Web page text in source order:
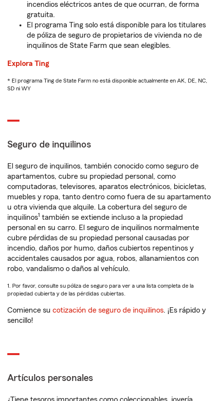
incendios eléctricos antes de que ocurran, de forma
gratuita.
El programa Ting solo está disponible para los titulares
de póliza de seguro de propietarios de vivienda no de
inquilinos de State Farm que sean elegibles.
Explora Ting
* El programa Ting de State Farm no está disponible actualmente en AK, DE, NC,
SD ni WY
Seguro de inquilinos
El seguro de inquilinos, también conocido como seguro de
apartamentos, cubre su propiedad personal, como
computadoras, televisores, aparatos electrónicos, bicicletas,
muebles y ropa, tanto dentro como fuera de su apartamento
u otra vivienda que alquile. La cobertura del seguro de
inquilinos1 también se extiende incluso a la propiedad
personal en su carro. El seguro de inquilinos normalmente
cubre pérdidas de su propiedad personal causadas por
incendio, daños por humo, daños cubiertos repentinos y
accidentales causados por agua, robos, allanamientos con
robo, vandalismo o daños al vehículo.
1. Por favor, consulte su póliza de seguro para ver a una lista completa de la
propiedad cubierta y de las pérdidas cubiertas.
Comience su cotización de seguro de inquilinos. ¡Es rápido y
sencillo!
Artículos personales